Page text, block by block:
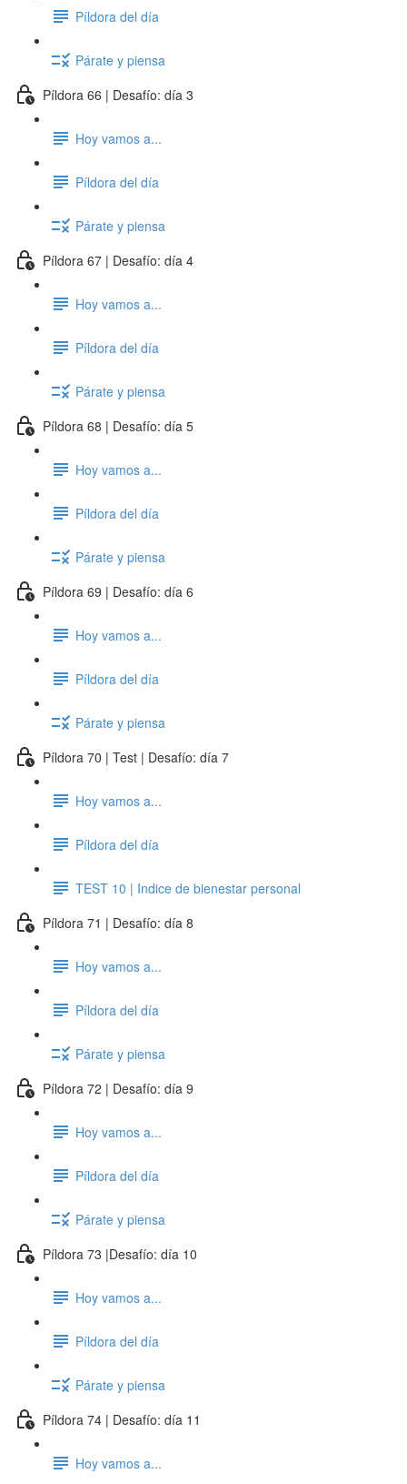
Píldora del día
Párate y piensa
Píldora 66 | Desafío: día 3
Hoy vamos a...
Píldora del día
Párate y piensa
Píldora 67 | Desafío: día 4
Hoy vamos a...
Píldora del día
Párate y piensa
Píldora 68 | Desafío: día 5
Hoy vamos a...
Píldora del día
Párate y piensa
Píldora 69 | Desafío: día 6
Hoy vamos a...
Píldora del día
Párate y piensa
Píldora 70 | Test | Desafío: día 7
Hoy vamos a...
Píldora del día
TEST 10 | Indice de bienestar personal
Píldora 71 | Desafío: día 8
Hoy vamos a...
Píldora del día
Párate y piensa
Píldora 72 | Desafío: día 9
Hoy vamos a...
Píldora del día
Párate y piensa
Píldora 73 |Desafío: día 10
Hoy vamos a...
Píldora del día
Párate y piensa
Píldora 74 | Desafío: día 11
Hoy vamos a...